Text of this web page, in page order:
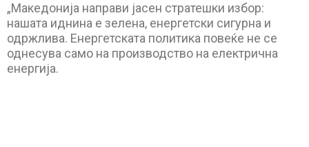
„Македонија направи јасен стратешки избор:
нашата иднина е зелена, енергетски сигурна и
одржлива. Eнергетската политика повеќе не се
однесува само на производство на електрична
енергија.